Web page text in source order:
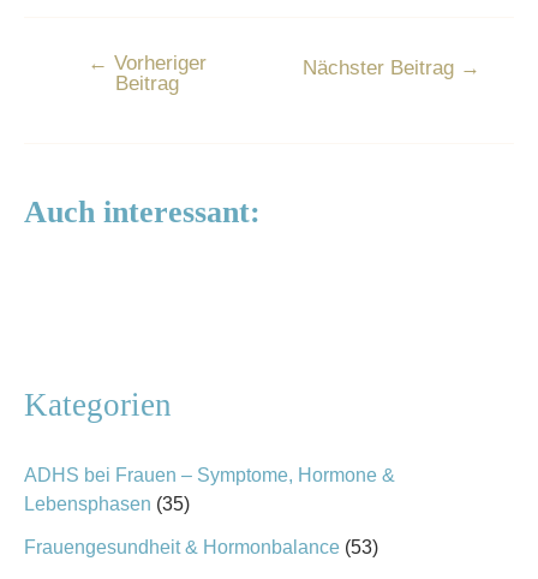
← Vorheriger
Beitrag
Nächster Beitrag →
Auch interessant:
Kategorien
ADHS bei Frauen – Symptome, Hormone &
Lebensphasen (35)
Frauengesundheit & Hormonbalance (53)